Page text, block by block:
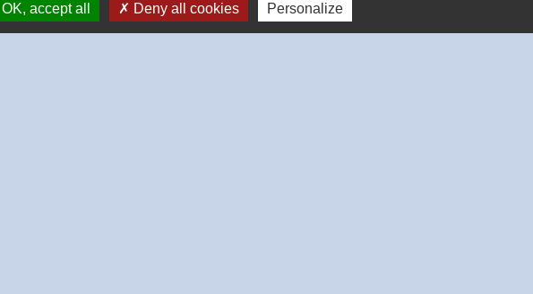
OK, accept all Deny all cookies Personalize